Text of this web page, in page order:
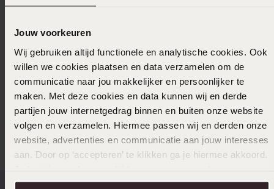
Jouw voorkeuren
Wij gebruiken altijd functionele en analytische cookies. Ook
willen we cookies plaatsen en data verzamelen om de
communicatie naar jou makkelijker en persoonlijker te
maken. Met deze cookies en data kunnen wij en derde
partijen jouw internetgedrag binnen en buiten onze website
volgen en verzamelen. Hiermee passen wij en derden onze
website, advertenties en communicatie aan jouw interesses
aan. Door op ‘accepteren’ te klikken ga je hiermee akkoord.
over in onscookiebeleid.
Ook leuk voor jou
Anderen kochten ook